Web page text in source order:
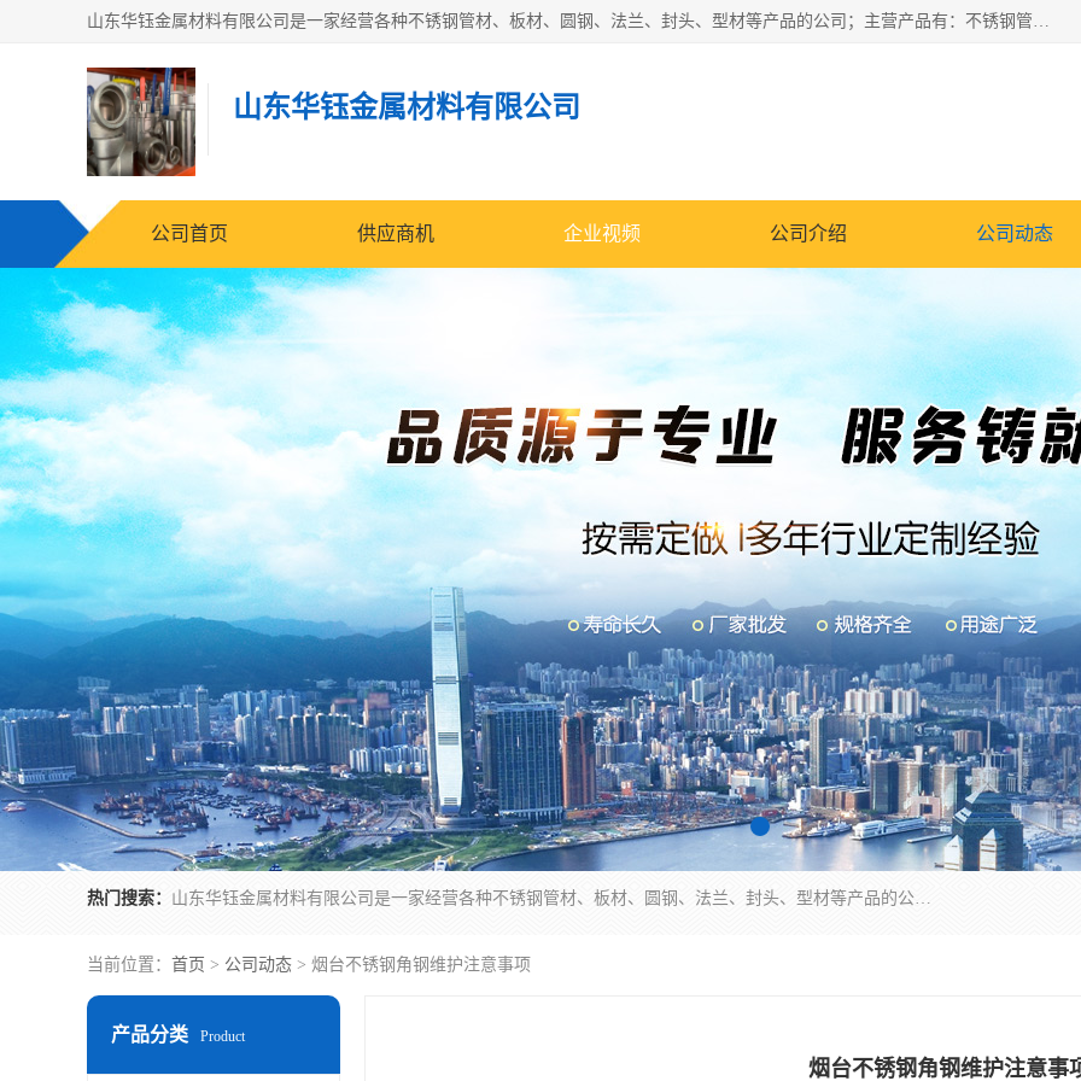
山东华钰金属材料有限公司是一家经营各种不锈钢管材、板材、圆钢、法兰、封头、型材等产品的公司；主营产品有：不锈钢管，激光切割，管件标准件，不锈钢圆钢，不锈钢人孔，不锈钢亮管，不锈钢角钢，不锈钢加工，不锈钢管子，不锈钢工业方管，不锈钢封头，不锈钢法兰，不锈钢阀门，不锈钢槽钢，不锈钢扁钢，不锈钢板等；可为客户制作各种规格的型材及不锈钢配件、非标准件及各种容器具等，能满足客户的不同采购要求。
山东华钰金属材料有限公司
公司首页 供应商机 企业视频 公司介绍 公司动态
热门搜索： 山东华钰金属材料有限公司是一家经营各种不锈钢管材、板材、圆钢、法兰、封头、型材等产品的公司；主营产品有：不锈钢管，激光切割，管件标准件，不锈钢圆钢，不锈钢人孔，不锈钢亮管，不锈钢角钢，不锈钢加工，不锈钢管子，不锈钢工业方管，不锈钢封头，不锈钢法兰，不锈钢阀门，不锈钢槽钢，不锈钢扁钢，不锈钢板等；可为客户制作各种规格的型材及不锈钢配件、非标准件及各种容器具等，能满足客户的不同采购要求。
当前位置： 首页 > 公司动态 > 烟台不锈钢角钢维护注意事项
产品分类 Product
烟台不锈钢角钢维护注意事